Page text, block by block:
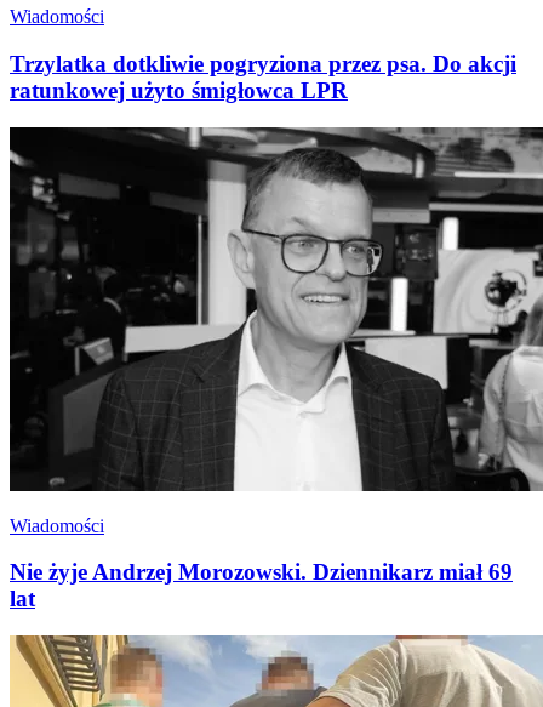
Wiadomości
Trzylatka dotkliwie pogryziona przez psa. Do akcji
ratunkowej użyto śmigłowca LPR
Wiadomości
Nie żyje Andrzej Morozowski. Dziennikarz miał 69
lat